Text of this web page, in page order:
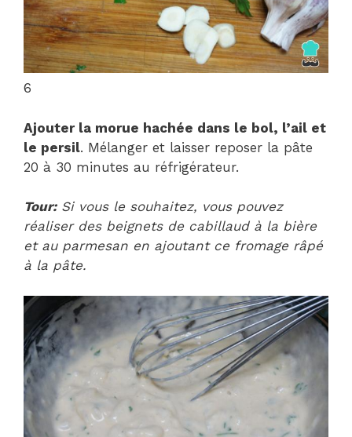
6
Ajouter la morue hachée dans le bol, l’ail et
le persil. Mélanger et laisser reposer la pâte
20 à 30 minutes au réfrigérateur.
Tour:Si vous le souhaitez, vous pouvez
réaliser des beignets de cabillaud à la bière
et au parmesan en ajoutant ce fromage râpé
à la pâte.